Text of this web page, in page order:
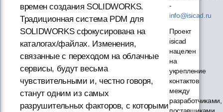
времен создания SOLIDWORKS.
Традиционная система PDM для
SOLIDWORKS сфокусирована на
каталогах/файлах. Изменения,
связанные с переходом на облачные
сервисы, будут весьма
чувствительными и, честно говоря,
станут одним из самых
разрушительных факторов, с которыми
-
info@isicad.ru
Проект
isicad
нацелен
на
укрепление
контактов
между
разработчиками,